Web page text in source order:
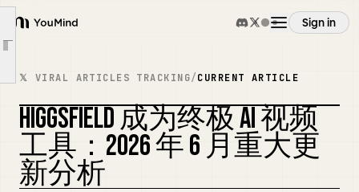
YouMind
Sign in
Overview
Use cases
Skills
Article outline
5. 入口 3：CLI / Skills | 自动化和批量生成的层级
7. 入口 5：Minecraft Mod | 在游戏内运行生成式 AI
8. 制作功能：Seedance 2.0 / Cinema Studio 3.0 / Marketing Studio
9. 实际工作流程和可立即使用的提示词示例
10. 按使用场景推荐配置
11. 使用前需了解的注意事项和风险
𝕏 VIRAL ARTICLES TRACKING/CURRENT ARTICLE
REMIX COVER
HIGGSFIELD 成为终极 AI 视频
工具：2026 年 6 月重大更
新分析